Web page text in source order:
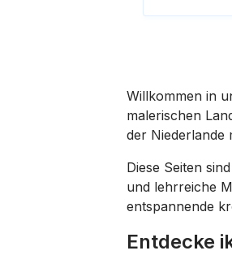
Willkommen in
malerischen
der Niederlande
Diese Seiten
und lehrreiche
entspannende
Entdecke